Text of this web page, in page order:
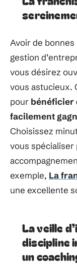
Avoir de
gestion
vous désirez
vous astucieux.
pour bénéficier
facilement
Choisissez
vous
exemple, La
une excellente
La veille
un